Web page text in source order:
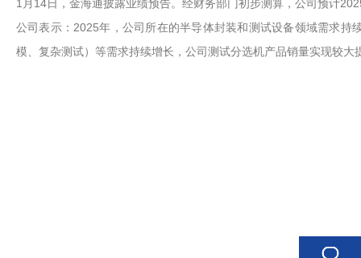
1月14日，金海通披露业绩预告。经财务部门初步测算，公司预计
公司表示：2025年，公司所在的半导体封装和测试设备领域需求
模、复杂测试）等需求持续增长，公司测试分选机产品销量实现较